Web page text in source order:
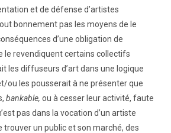
et de défense d’artistes
bonnement pas les moyens de le
d’une obligation de
le revendiquent certains collectifs
les diffuseurs d’art dans une logique
ou les pousserait à ne présenter que
bankable,ou à cesser leur activité, faute
pas dans la vocation d’un artiste
trouver un public et son marché, des